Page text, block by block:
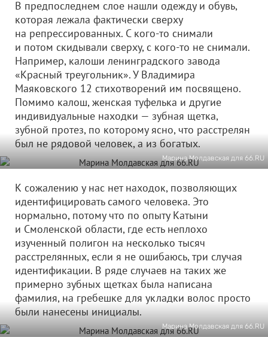
В предпоследнем слое нашли одежду и обувь,
которая лежала фактически сверху
на репрессированных. С кого-то снимали
и потом скидывали сверху, с кого-то не снимали.
Например, калоши ленинградского завода
«Красный треугольник». У Владимира
Маяковского 12 стихотворений им посвящено.
Помимо калош, женская туфелька и другие
индивидуальные находки — зубная щетка,
зубной протез, по которому ясно, что расстрелян
был не рядовой человек, а из богатых.
Марина Молдавская для 66.RU
К сожалению у нас нет находок, позволяющих
идентифицировать самого человека. Это
нормально, потому что по опыту Катыни
и Смоленской области, где есть неплохо
изученный полигон на несколько тысяч
расстрелянных, если я не ошибаюсь, три случая
идентификации. В ряде случаев на таких же
примерно зубных щетках была написана
фамилия, на гребешке для укладки волос просто
были нанесены инициалы.
Марина Молдавская для 66.RU